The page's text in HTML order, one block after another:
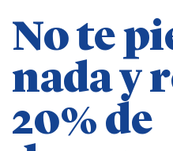
Marcos De La Cueva
— Participación como
España 2023.
No te
nada y
20% de